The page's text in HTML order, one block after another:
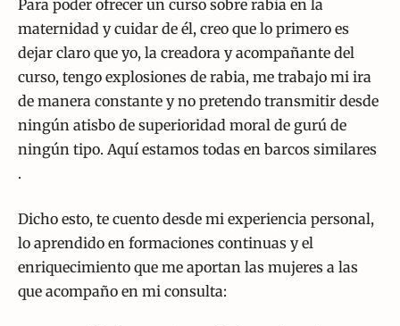
Para poder ofrecer un curso sobre rabia en la
maternidad y cuidar de él, creo que lo primero es
dejar claro que yo, la creadora y acompañante del
curso, tengo explosiones de rabia, me trabajo mi ira
de manera constante y no pretendo transmitir desde
ningún atisbo de superioridad moral de gurú de
ningún tipo. Aquí estamos todas en barcos similares
.
Dicho esto, te cuento desde mi experiencia personal,
lo aprendido en formaciones continuas y el
enriquecimiento que me aportan las mujeres a las
que acompaño en mi consulta: